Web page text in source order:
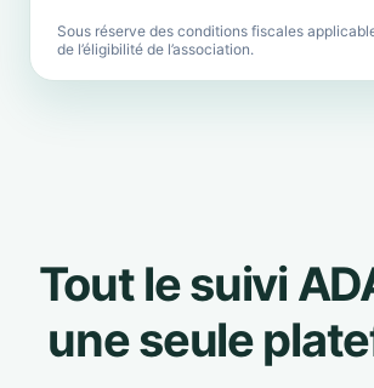
Sous réserve des conditions fiscales
de l’éligibilité de l’association.
Tout le suivi
une seule